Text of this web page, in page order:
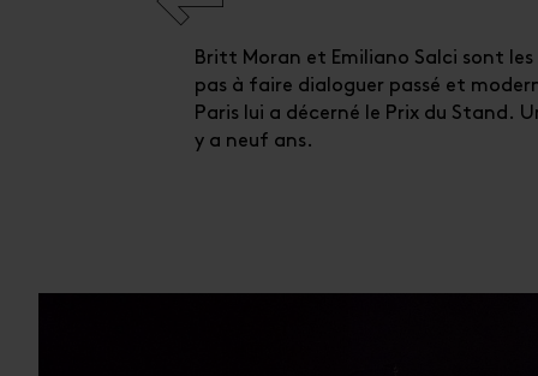
Britt Moran et Emiliano Salci sont
pas à faire dialoguer passé et
Paris lui a décerné le Prix du Stand.
y a neuf ans.
DESIGNER